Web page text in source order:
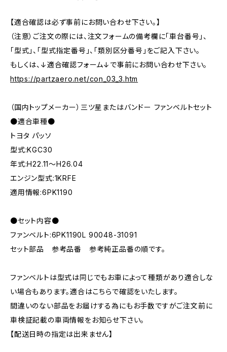
【適合確認は必ず事前にお問い合わせ下さい。】
（注意）ご注文の際には、注文フォームの備考欄に「車台番号」、
「型式」、「型式指定番号」、「類別区分番号」をご記入下さい。
もしくは、↓適合確認フォーム↓で事前にお問い合わせ下さい。
https://partzaero.net/con_03_3.htm
（国内トップメーカー）三ツ星またはバンドー ファンベルトセット
●適合車種●
トヨタ パッソ
型式:KGC30
年式:H22.11～H26.04
エンジン型式:1KRFE
適用情報:6PK1190
●セット内容●
ファンベルト:6PK1190L 90048-31091
セット部品 参考品番 参考純正品番の順です。
ファンベルトは型式は同じでもお車によって種類があり適合しな
い場合もあります。適合はこちらで確認をいたします。
間違いのない部品をお届けする為にもお手数ですがご注文前に
車検証記載の車両情報をお知らせ下さい。
【配送日時の指定は出来ません】